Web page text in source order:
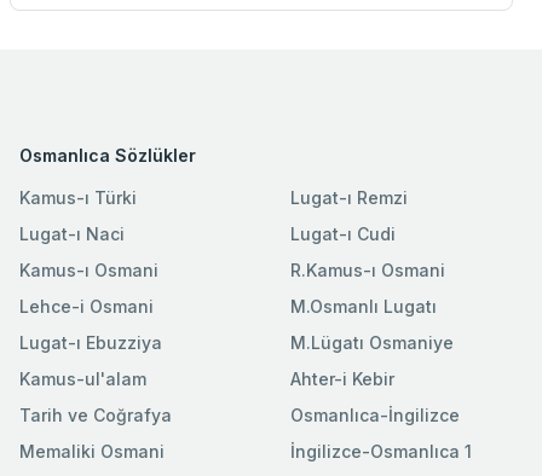
Osmanlıca Sözlükler
Kamus-ı Türki
Lugat-ı Naci
Kamus-ı Osmani
Lehce-i Osmani
Lugat-ı Ebuzziya
Lugat-ı Remzi
Lugat-ı Cudi
R.Kamus-ı Osmani
M.Osmanlı Lugatı
M.Lügatı Osmaniye
Kamus-ul'alam
Tarih ve Coğrafya
Memaliki Osmani
Ahter-i Kebir
Osmanlıca-İngilizce
İngilizce-Osmanlıca 1